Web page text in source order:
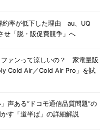
約率が低下した理由 au、UQ
せ「脱・販促費競争」へ
ファンって涼しいの？ 家電量販
Cold Air／Cold Air Pro」を試
声ある“ドコモ通信品質問題”の
す「道半ば」の詳細解説